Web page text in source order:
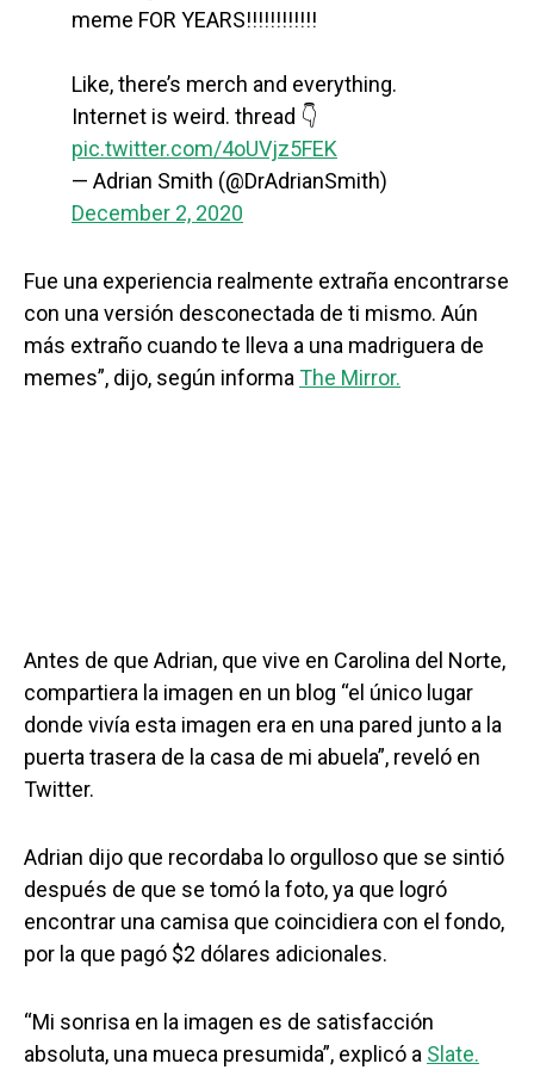
meme FOR YEARS!!!!!!!!!!!!
Like, there’s merch and everything.
Internet is weird. thread 👇
pic.twitter.com/4oUVjz5FEK
— Adrian Smith (@DrAdrianSmith)
December 2, 2020
Fue una experiencia realmente extraña encontrarse
con una versión desconectada de ti mismo. Aún
más extraño cuando te lleva a una madriguera de
memes”, dijo, según informaThe Mirror.
Antes de que Adrian, que vive en Carolina del Norte,
compartiera la imagen en un blog “el único lugar
donde vivía esta imagen era en una pared junto a la
puerta trasera de la casa de mi abuela”, reveló en
Twitter.
Adrian dijo que recordaba lo orgulloso que se sintió
después de que se tomó la foto, ya que logró
encontrar una camisa que coincidiera con el fondo,
por la que pagó $2 dólares adicionales.
“Mi sonrisa en la imagen es de satisfacción
absoluta, una mueca presumida”, explicó a Slate.